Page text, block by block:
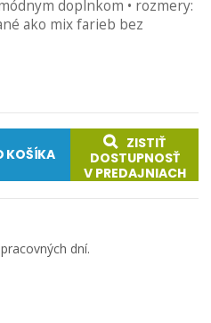
doplnkom • rozmery:
ako mix farieb bez
KOŠÍKA
ZISTIŤ
DOSTUPNOSŤ
V PREDAJNIACH
dní.